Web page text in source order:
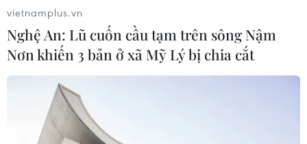
xa trung tâm tiếp cận hành chính
công
08/08/2026 05:38
Chuyển mạnh sang ngăn chặn,
phòng ngừa từ sớm, từ xa thông tin
xấu độc trên mạng
vietnamplus.vn
Nghệ An: Lũ cuốn cầu tạm trên sông Nậm
Nơn khiến 3 bản ở xã Mỹ Lý bị chia cắt